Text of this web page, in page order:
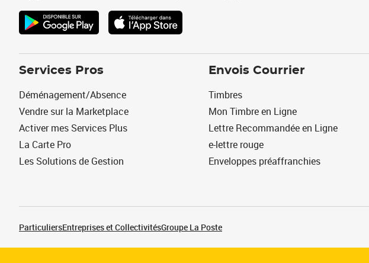
Services Pros
Déménagement/Absence
Vendre sur la Marketplace
Activer mes Services Plus
La Carte Pro
Les Solutions de Gestion
Envois Courrier
Timbres
Mon Timbre en Ligne
Lettre Recommandée en Ligne
e-lettre rouge
Enveloppes préaffranchies
ParticuliersEntreprises et CollectivitésGroupe La Poste